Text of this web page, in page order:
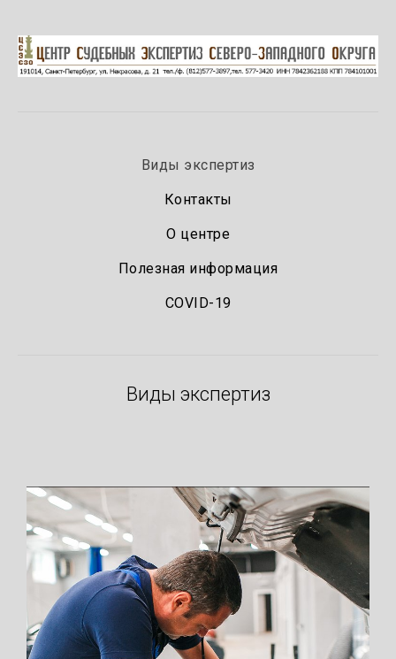
Виды экспертиз
Контакты
О центре
Полезная информация
COVID-19
Виды экспертиз